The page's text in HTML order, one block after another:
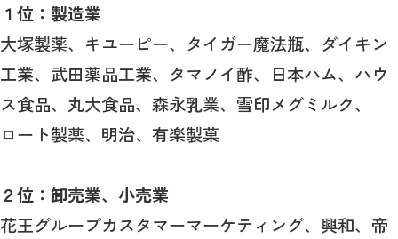
１位：製造業
大塚製薬、キユーピー、タイガー魔法瓶、ダイキン
工業、武田薬品工業、タマノイ酢、日本ハム、ハウ
ス食品、丸大食品、森永乳業、雪印メグミルク、
ロート製薬、明治、有楽製菓
２位：卸売業、小売業
花王グループカスタマーマーケティング、興和、帝